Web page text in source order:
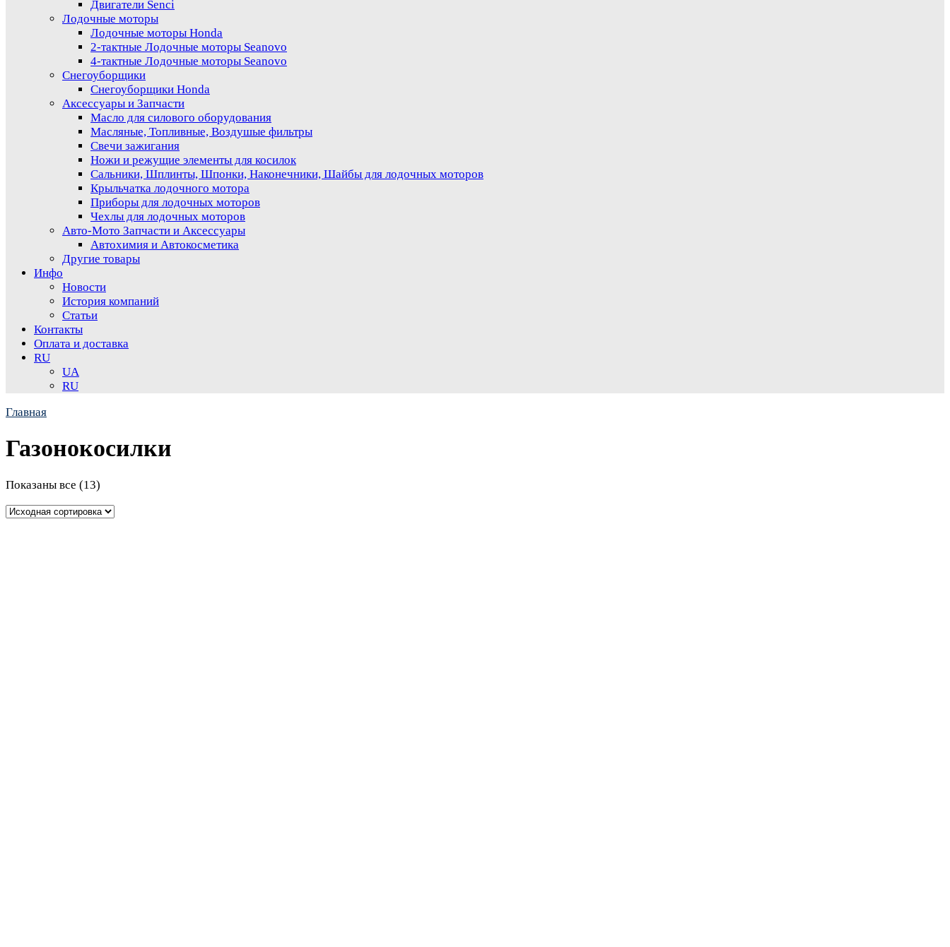
Двигатели Senci
Лодочные моторы
Лодочные моторы Honda
2-тактные Лодочные моторы Seanovo
4-тактные Лодочные моторы Seanovo
Снегоуборщики
Снегоуборщики Honda
Аксессуары и Запчасти
Масло для силового оборудования
Масляные, Топливные, Воздушые фильтры
Свечи зажигания
Ножи и режущие элементы для косилок
Сальники, Шплинты, Шпонки, Наконечники, Шайбы для лодочных моторов
Крыльчатка лодочного мотора
Приборы для лодочных моторов
Чехлы для лодочных моторов
Авто-Мото Запчасти и Аксессуары
Автохимия и Автокосметика
Другие товары
Инфо
Новости
История компаний
Статьи
Контакты
Оплата и доставка
RU
UA
RU
Главная
Газонокосилки
Показаны все (13)